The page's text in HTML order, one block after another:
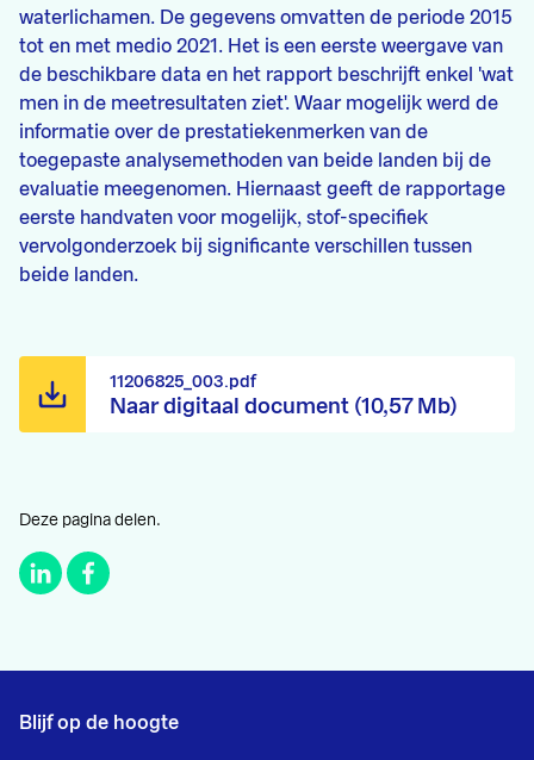
waterlichamen. De gegevens omvatten de periode 2015
tot en met medio 2021. Het is een eerste weergave van
de beschikbare data en het rapport beschrijft enkel 'wat
men in de meetresultaten ziet'. Waar mogelijk werd de
informatie over de prestatiekenmerken van de
toegepaste analysemethoden van beide landen bij de
evaluatie meegenomen. Hiernaast geeft de rapportage
eerste handvaten voor mogelijk, stof-specifiek
vervolgonderzoek bij significante verschillen tussen
beide landen.
Naar digitaal document (10,57 Mb)
11206825_003.pdf
Deze pagina delen.
Blijf op de hoogte